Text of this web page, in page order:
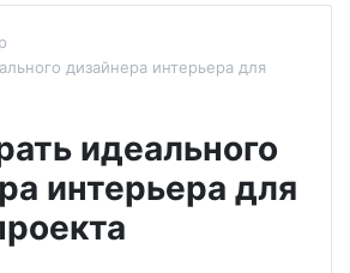
дизайнера интерьера для
идеального
интерьера для